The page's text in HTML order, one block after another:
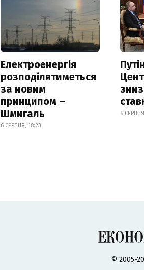
Електроенергія
розподілятиметься
за новим
принципом –
Шмигаль
6 СЕРПНЯ, 18:23
6
© 2005-